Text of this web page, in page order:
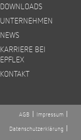
DOWNLOADS
UNTERNEHMEN
NEWS
KARRIERE BEI
EPFLEX
KONTAKT
AGB
Impressum
Datenschutzerklärung